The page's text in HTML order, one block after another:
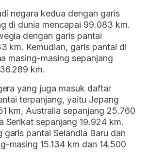
negara kedua dengan garis
di dunia mencapai 99.083 km.
dengan garis pantai
km. Kemudian, garis pantai di
masing-masing sepanjang
km.
yang juga masuk daftar
terpanjang, yaitu Jepang
km, Australia sepanjang 25.760
Serikat sepanjang 19.924 km.
garis pantai Selandia Baru dan
masing 15.134 km dan 14.500